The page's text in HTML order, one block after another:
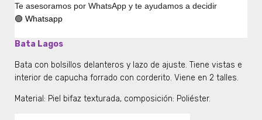
Te asesoramos por WhatsApp y te ayudamos a decidir
🟢 Whatsapp
Bata Lagos
Bata con bolsillos delanteros y lazo de ajuste. Tiene vistas e
interior de capucha forrado con corderito. Viene en 2 talles.
Material: Piel bifaz texturada, composición: Poliéster.